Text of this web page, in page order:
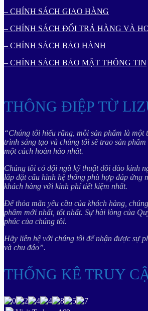
– CHÍNH SÁCH GIAO HÀNG
– CHÍNH SÁCH ĐỔI TRẢ HÀNG VÀ
– CHÍNH SÁCH BẢO HÀNH
– CHÍNH SÁCH BẢO MẬT THÔNG TIN
THÔNG ĐIỆP TỪ
“Chúng tôi hiểu rằng, mỗi sản phẩm là một
trình sáng tạo và chúng tôi sẽ trao sản
một cách hoàn hảo nhất.
Chúng tôi có đội ngũ kỹ thuật dồi dào kinh
lắp đặt cấu hình hệ thống phù hợp đáp ứng
khách hàng với kinh phí tiết kiệm nhất.
Để thỏa mãn yêu cầu của khách hàng,
phẩm mới nhất, tốt nhất. Sự hài lòng của
phúc của chúng tôi.
Hãy liên hệ với chúng tôi để nhận được sự
và chu đáo”.
THỐNG KÊ TRUY